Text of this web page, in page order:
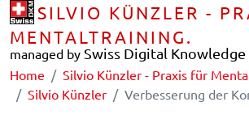
SILVIO KÜNZLER -
MENTALTRAINING.
managed by Swiss Digital
Home
Silvio Künzler - Praxis für
Silvio Künzler
Verbesserung der